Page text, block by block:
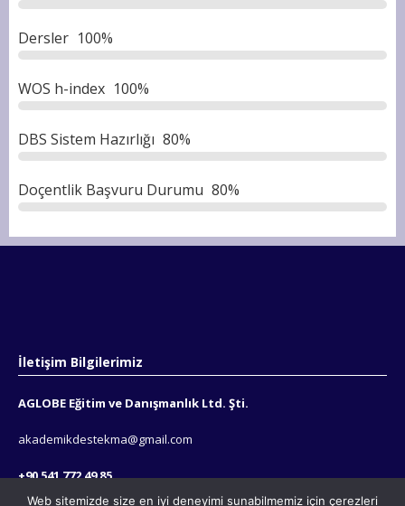
Dersler 100%
WOS h-index 100%
DBS Sistem Hazırlığı 80%
Doçentlik Başvuru Durumu 80%
İletişim Bilgilerimiz
AGLOBE Eğitim ve Danışmanlık Ltd. Şti.
akademikdestekma@gmail.com
+90 541 772 49 85
Web sitemizde size en iyi deneyimi sunabilmemiz için çerezleri